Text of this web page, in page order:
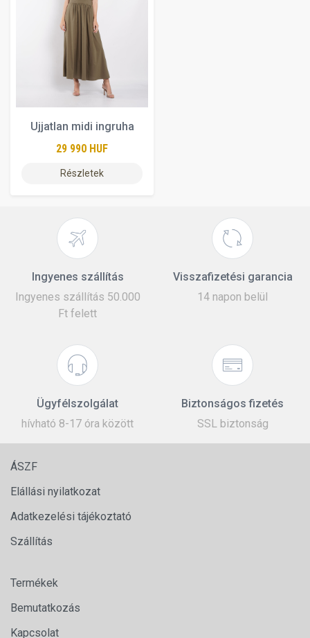
Ujjatlan midi ingruha
29 990 HUF
Részletek
Ingyenes szállítás
Ingyenes szállítás 50.000
Ft felett
Visszafizetési garancia
14 napon belül
Ügyfélszolgálat
hívható 8-17 óra között
Biztonságos fizetés
SSL biztonság
ÁSZF
Elállási nyilatkozat
Adatkezelési tájékoztató
Szállítás
Termékek
Bemutatkozás
Kapcsolat